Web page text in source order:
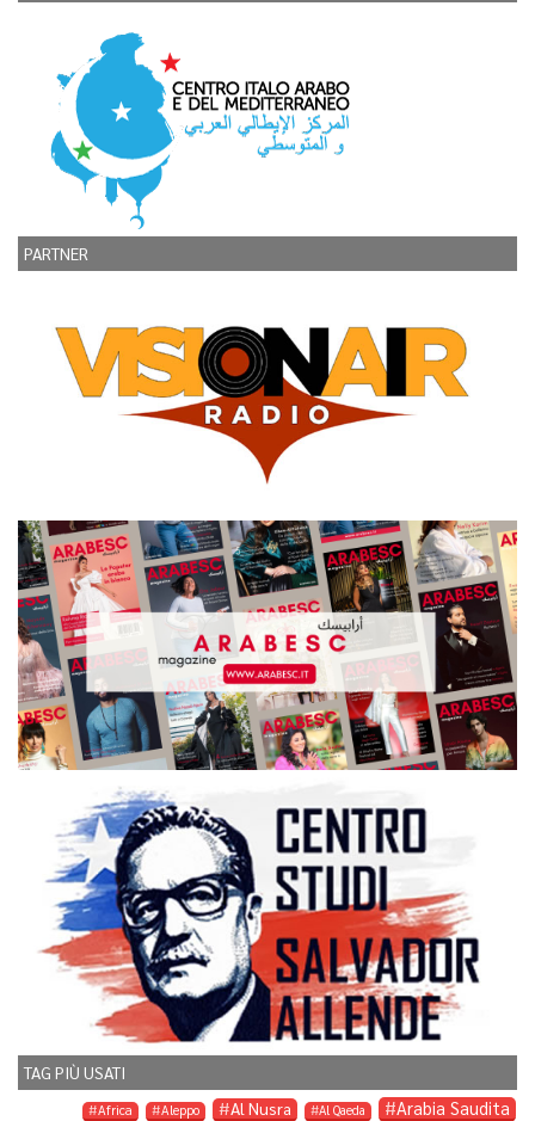
PARTNER
TAG PIÙ USATI
Africa Aleppo Al Nusra Al Qaeda Arabia Saudita